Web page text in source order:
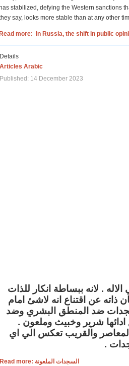
stabilized, defying the Western sanctions
say, looks more stable than at any other
more: In Russia, the shift in public
Details
Articles Arabic
Published: 14 December 2023
. لانه ببساطة انكار للذات
ذاته عن اقتناع انه لاشئ امام
ضد المنطق البشري وضد
ادائها شرير وخبيث وملعون .
المعاصر والقريب تعكس الي اي
.
Read more: السجدات الملعونة